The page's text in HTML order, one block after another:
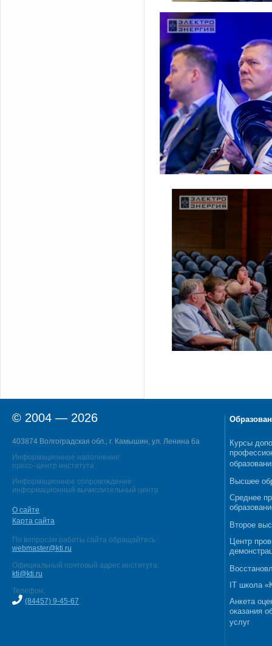
© 2004 — 2026
403874 Волгоградская обл., г. Камышин, ул. Ленина 6а
Информационное наполнение:
пресс–центр института
Информационное сопровождение:
информационный вычислительный центр
О сайте
Карта сайта
По вопросам работы сайта обращайтесь:
webmaster@kti.ru
Официальный почтовый адрес института:
kti@kti.ru
Телефон:
(84457) 9-45-67
Курсы
Высшее
Среднее
Второе
Центр
IT школа
Анкета
оказания
услуг